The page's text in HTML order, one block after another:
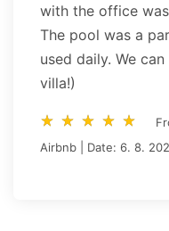
with the office
The pool was a
used daily. We
villa!)
star_rate star_rate star_rate star_rate star_rate
star_rate star_rate star_rate star_rate star_rate
Airbnb | Date: 6. 8.